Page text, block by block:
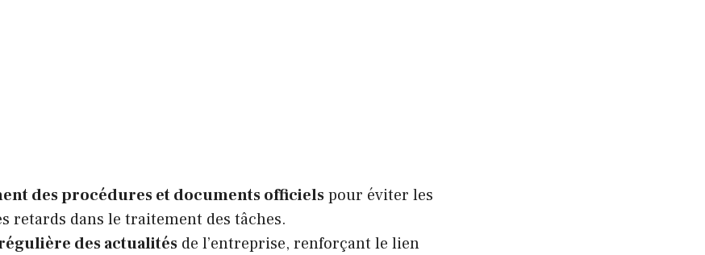
des procédures et documents officielspour éviter les
retards dans le traitement des tâches.
des actualités de l’entreprise, renforçant le lien